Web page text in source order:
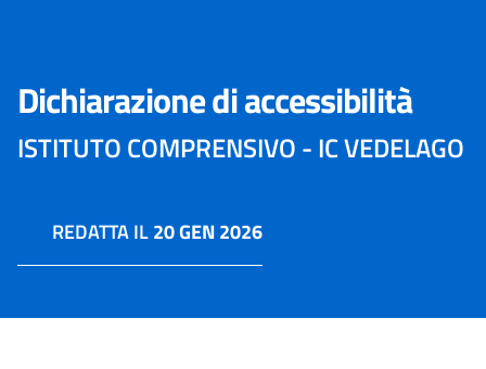
Dichiarazione di accessibilità
ISTITUTO COMPRENSIVO - IC VEDELAGO
REDATTA IL20 GEN 2026